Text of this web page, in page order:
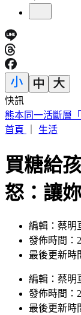
快訊
韓足協爆刷公卡
不敗
買糖給
怒：讓
編輯：蔡明
發佈時間：
編輯：蔡明
發佈時間：